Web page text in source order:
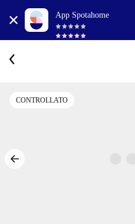
App Spotahome
CONTROLLATO